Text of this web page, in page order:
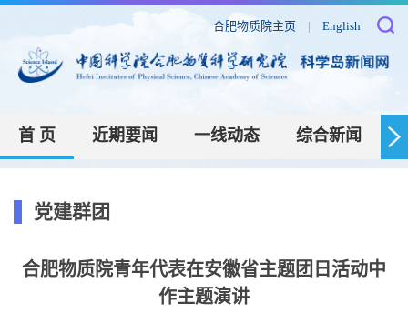
合肥物质院主页 | English
首 页 近期要闻 一线动态 综合新闻
党建群团
合肥物质院青年代表在安徽省主题团日活动中
作主题演讲